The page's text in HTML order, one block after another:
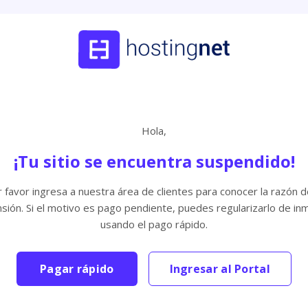
Hola,
¡Tu sitio se encuentra suspendido!
favor ingresa a nuestra área de clientes para conocer la razón
Si el motivo es pago pendiente, puedes regularizarlo de
usando el pago rápido.
Pagar rápido Ingresar al Portal